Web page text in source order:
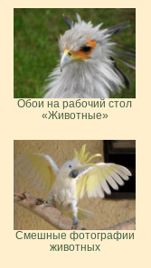
Обои на рабочий стол
«Животные»
Смешные фотографии
животных